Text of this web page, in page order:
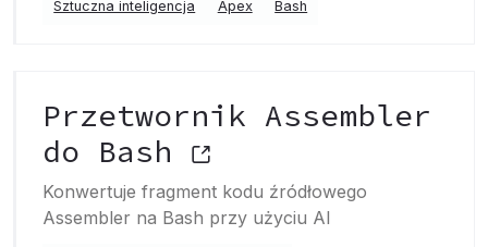
Sztuczna inteligencja
Apex Bash
Przetwornik Assembler
do Bash
Konwertuje fragment kodu źródłowego
Assembler na Bash przy użyciu AI